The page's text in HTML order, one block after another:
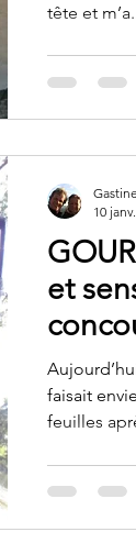
tête et
et
2021
faisait
feuilles
10